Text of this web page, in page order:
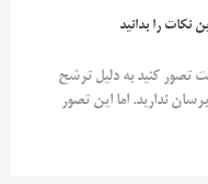
نکات را بدانید
تصور کنید به دلیل ترشح
ندارید. اما این تصور